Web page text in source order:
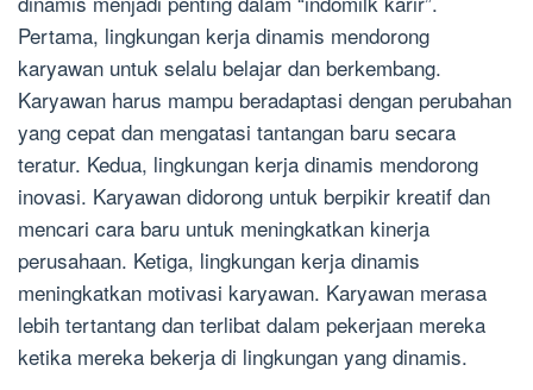
Pertama, lingkungan kerja dinamis mendorong
karyawan untuk selalu belajar dan berkembang.
Karyawan harus mampu beradaptasi dengan perubahan
yang cepat dan mengatasi tantangan baru secara
teratur. Kedua, lingkungan kerja dinamis mendorong
inovasi. Karyawan didorong untuk berpikir kreatif dan
mencari cara baru untuk meningkatkan kinerja
perusahaan. Ketiga, lingkungan kerja dinamis
meningkatkan motivasi karyawan. Karyawan merasa
lebih tertantang dan terlibat dalam pekerjaan mereka
ketika mereka bekerja di lingkungan yang dinamis.